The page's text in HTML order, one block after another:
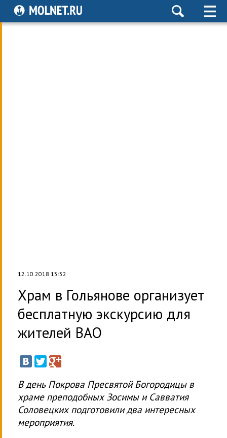
12.10.2018 13:32
Храм в Гольянове организует
бесплатную экскурсию для
жителей ВАО
В день Покрова Пресвятой Богородицы в
храме преподобных Зосимы и Савватия
Соловецких подготовили два интересных
мероприятия.